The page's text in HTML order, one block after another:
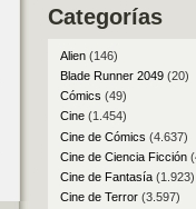
Categorías
Alien(146)
Blade Runner 2049(20)
Cómics (49)
Cine(1.454)
Cine de Cómics (4.637)
Cine de Ciencia Ficción
Cine de Fantasía(1.923)
Cine de Terror(3.597)